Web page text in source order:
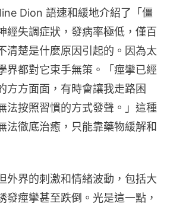
Dion 語速和緩地介紹了「僵
經失調症狀，發病率極低，僅百
清楚是什麼原因引起的。因為太
界都對它束手無策。「痙攣已經
方方面面，有時會讓我走路困
法按照習慣的方式發聲。」這種
法徹底治癒，只能靠藥物緩解和
外界的刺激和情緒波動，包括大
發痙攣甚至跌倒。光是這一點，